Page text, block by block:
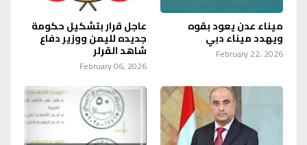
ميناء عدن يعود بقوه
ويهدد ميناء دبي
February 22, 2026
عاجل قرار بتشكيل حكومة
جديده لليمن ووزير دفاع
شاهد القرلر
February 06, 2026